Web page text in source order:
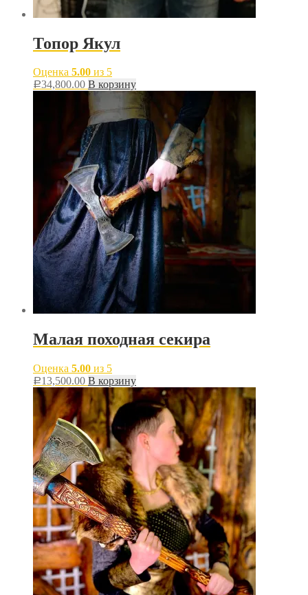
Топор Якул
Оценка 5.00 из 5
Р34,800.00 В корзину
Малая походная секира
Оценка 5.00 из 5
Р13,500.00 В корзину